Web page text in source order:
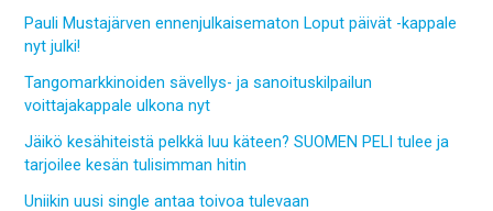
Pauli Mustajärven ennenjulkaisematon Loput päivät -kappale
nyt julki!
Tangomarkkinoiden sävellys- ja sanoituskilpailun
voittajakappale ulkona nyt
Jäikö kesähiteistä pelkkä luu käteen? SUOMEN PELI tulee ja
tarjoilee kesän tulisimman hitin
Uniikin uusi single antaa toivoa tulevaan